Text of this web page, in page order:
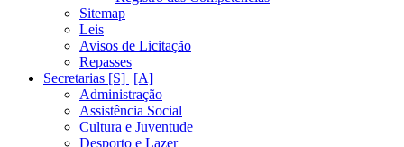
Sitemap
Leis
Avisos de Licitação
Repasses
Secretarias [S]
Administração
Assistência Social
Cultura e Juventude
Desporto e Lazer